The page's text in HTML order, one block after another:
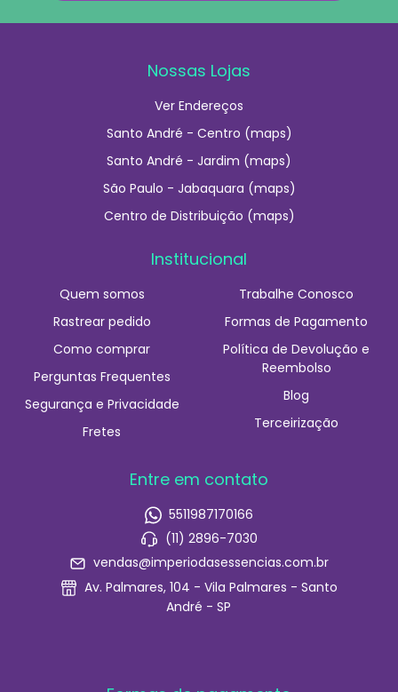
Nossas Lojas
Ver Endereços
Santo André - Centro (maps)
Santo André - Jardim (maps)
São Paulo - Jabaquara (maps)
Centro de Distribuição (maps)
Institucional
Quem somos
Rastrear pedido
Como comprar
Perguntas Frequentes
Segurança e Privacidade
Fretes
Trabalhe Conosco
Formas de Pagamento
Política de Devolução e
Reembolso
Blog
Terceirização
Entre em contato
5511987170166
(11) 2896-7030
vendas@imperiodasessencias.com.br
Av. Palmares, 104 - Vila Palmares - Santo
André - SP